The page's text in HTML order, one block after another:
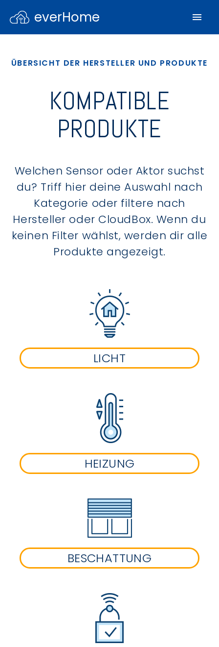
everHome
ÜBERSICHT DER HERSTELLER UND PRODUKTE
KOMPATIBLE
PRODUKTE
Welchen Sensor oder Aktor suchst
du? Triff hier deine Auswahl nach
Kategorie oder filtere nach
Hersteller oder CloudBox. Wenn du
keinen Filter wählst, werden dir alle
Produkte angezeigt.
LICHT
HEIZUNG
BESCHATTUNG